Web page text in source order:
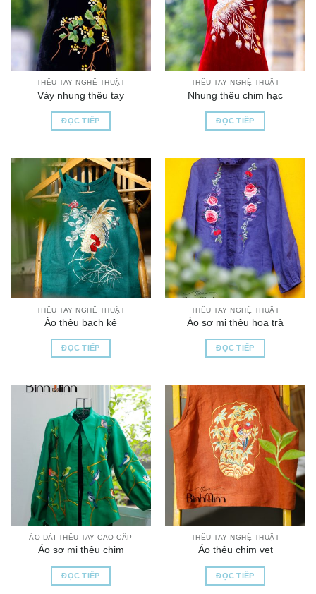
THÊU TAY NGHỆ THUẬT
Váy nhung thêu tay
ĐỌC TIẾP
THÊU TAY NGHỆ THUẬT
Nhung thêu chim hạc
ĐỌC TIẾP
THÊU TAY NGHỆ THUẬT
Áo thêu bạch kê
ĐỌC TIẾP
THÊU TAY NGHỆ THUẬT
Áo sơ mi thêu hoa trà
ĐỌC TIẾP
ÁO DÀI THÊU TAY CAO CẤP
Áo sơ mi thêu chim
ĐỌC TIẾP
THÊU TAY NGHỆ THUẬT
Áo thêu chim vẹt
ĐỌC TIẾP